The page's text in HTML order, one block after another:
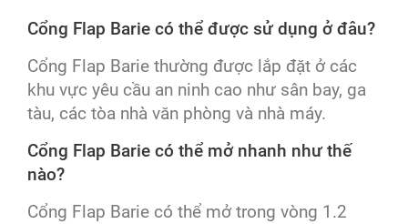
Cổng Flap Barie có thể được sử dụng ở đâu?
Cổng Flap Barie thường được lắp đặt ở các
khu vực yêu cầu an ninh cao như sân bay, ga
tàu, các tòa nhà văn phòng và nhà máy.
Cổng Flap Barie có thể mở nhanh như thế
nào?
Cổng Flap Barie có thể mở trong vòng 1.2